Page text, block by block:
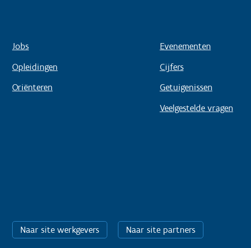
Jobs
Opleidingen
Oriënteren
Evenementen
Cijfers
Getuigenissen
Veelgestelde vragen
Naar site werkgevers Naar site partners